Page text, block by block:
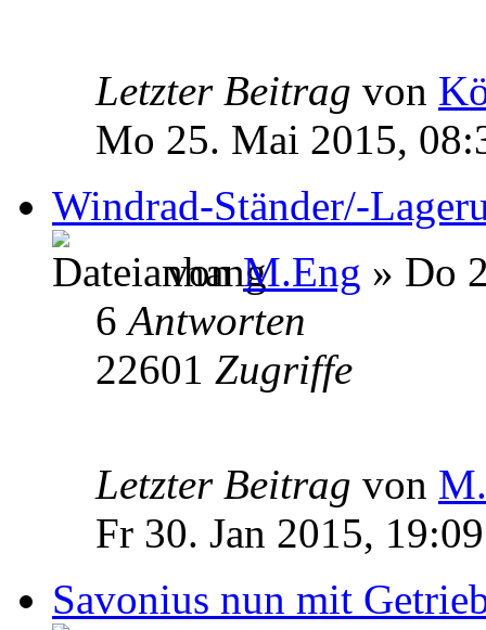
Letzter Beitrag von
Mo 25. Mai 2015,
Windrad-Ständer/-
vonM.Eng » Do
6Antworten
22601 Zugriffe
Letzter Beitrag von
Fr 30. Jan 2015, 19:09
Savonius nun mit